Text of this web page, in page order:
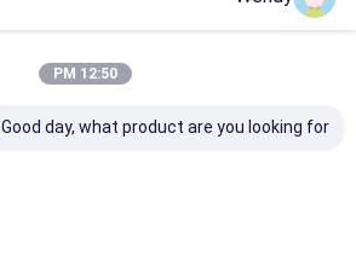
12:50 PM
Good day, what product are you looking for?